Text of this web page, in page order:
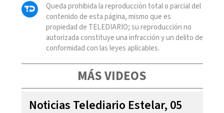
Queda prohibida la reproducción total o parcial del
contenido de esta página, mismo que es
propiedad de TELEDIARIO; su reproducción no
autorizada constituye una infracción y un delito de
conformidad con las leyes aplicables.
MÁS VIDEOS
Noticias Telediario Estelar, 05